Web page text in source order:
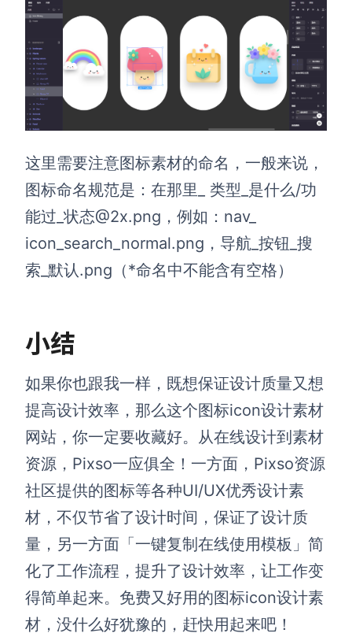
这里需要注意图标素材的命名，一般来说，
图标命名规范是：在那里_ 类型_是什么/功
能过_状态@2x.png，例如：nav_
icon_search_normal.png，导航_按钮_搜
索_默认.png（*命名中不能含有空格）
小结
如果你也跟我一样，既想保证设计质量又想
提高设计效率，那么这个图标icon设计素材
网站，你一定要收藏好。从在线设计到素材
资源，Pixso一应俱全！一方面，Pixso资源
社区提供的图标等各种UI/UX优秀设计素
材，不仅节省了设计时间，保证了设计质
量，另一方面「一键复制在线使用模板」简
化了工作流程，提升了设计效率，让工作变
得简单起来。免费又好用的图标icon设计素
材，没什么好犹豫的，赶快用起来吧！